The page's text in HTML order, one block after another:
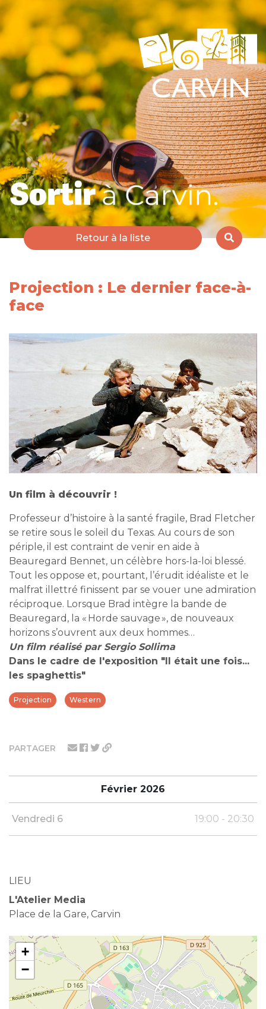
Retour à la liste
PARTAGER
Février 2026
Vendredi 6 19:00 - 20:30
LIEU
L'Atelier Media
Place de la Gare, Carvin
+
−
Projection : Le dernier face-à-
face
Un film à découvrir !
Professeur d’histoire à la santé fragile, Brad Fletcher
se retire sous le soleil du Texas. Au cours de son
périple, il est contraint de venir en aide à
Beauregard Bennet, un célèbre hors-la-loi blessé.
Tout les oppose et, pourtant, l’érudit idéaliste et le
malfrat illettré finissent par se vouer une admiration
réciproque. Lorsque Brad intègre la bande de
Beauregard, la « Horde sauvage », de nouveaux
horizons s’ouvrent aux deux hommes…
Un film réalisé par Sergio Sollima
Dans le cadre de l'exposition "Il était une fois...
les spaghettis"
Projection Western